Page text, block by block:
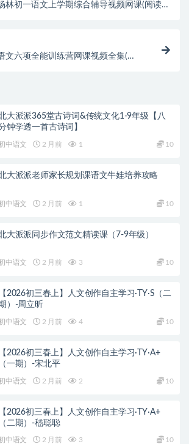
林初一语文上学期综合辅导视频网课(阅读写
文六项全能训练营网课视频全集(暑
大派派365堂古诗词&传统文化1-9年级【八
钟学透一首古诗词】
中语文 2 月前 1 10
大派派老师家长规划课语文牛娃培养攻略
中语文 2 月前 1 10
大派派同步作文范文精读课（7-9年级）
中语文 2 月前 3 10
【2026初三春上】人文创作自主学习·TY·S（二
）-周立昕
中语文 2 月前 4 10
【2026初三春上】人文创作自主学习·TY·A+
（一期）-宋北平
中语文 2 月前 2 10
【2026初三春上】人文创作自主学习·TY·A+
（二期）-嵇聪聪
中语文 2 月前 3 10